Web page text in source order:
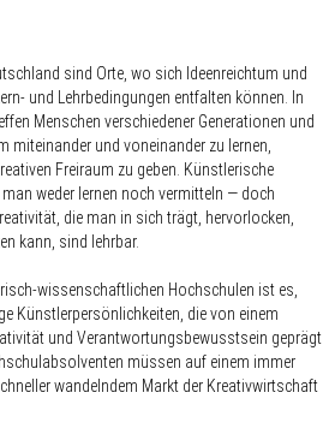
sind Orte, wo sich Ideenreichtum und
und Lehrbedingungen entfalten können. In
Menschen verschiedener Generationen und
miteinander und voneinander zu lernen,
Freiraum zu geben. Künstlerische
weder lernen noch vermitteln — doch
die man in sich trägt, hervorlocken,
kann, sind lehrbar.
wissenschaftlichen Hochschulen ist es,
Künstlerpersönlichkeiten, die von einem
und Verantwortungsbewusstsein geprägt
müssen auf einem immer
wandelndem Markt der Kreativwirtschaft